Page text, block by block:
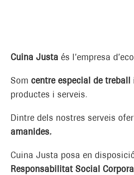
Cuina Justa és l’empresa
Som centre especial de treball i
productes i serveis.
Dintre dels nostres serveis
amanides.
Cuina Justa posa en
Responsabilitat Social